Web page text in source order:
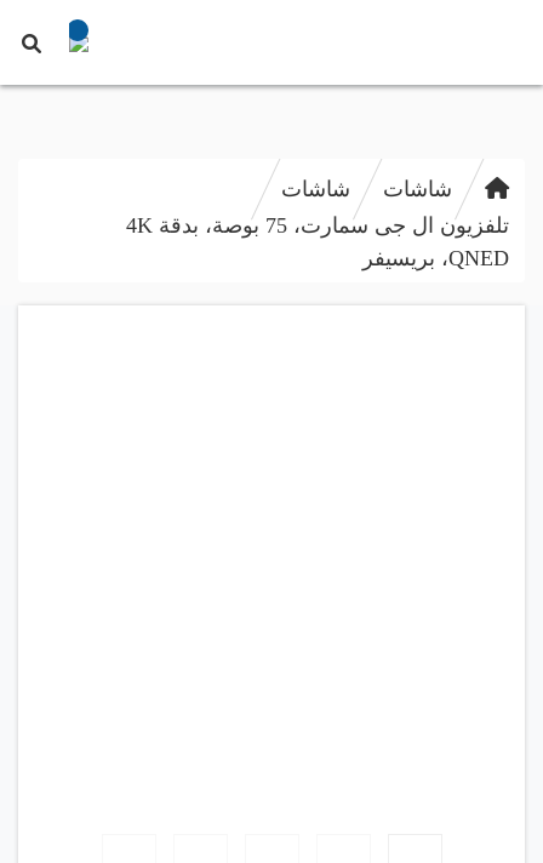
شاشات
شاشات
تلفزيون ال جى سمارت، 75 بوصة، بدقة 4K
QNED، بريسيفر